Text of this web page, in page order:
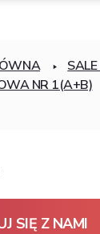
SALE
NR 1(A+B)
SIĘ Z NAMI